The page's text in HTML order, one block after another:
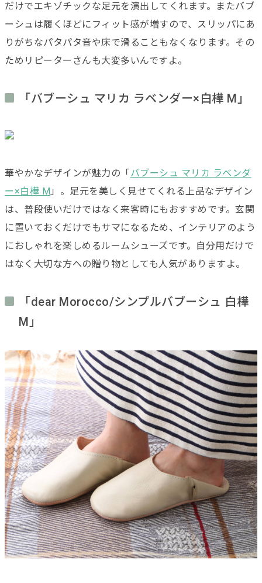
だけでエキゾチックな足元を演出してくれます。またバブ
ーシュは履くほどにフィット感が増すので、スリッパにあ
りがちなパタパタ音や床で滑ることもなくなります。その
ためリピーターさんも大変多いんですよ。
「バブーシュ マリカ ラベンダー×白樺 M」
華やかなデザインが魅力の「バブーシュ マリカ ラベンダ
ー×白樺 M 」。足元を美しく見せてくれる上品なデザイン
は、普段使いだけではなく来客時にもおすすめです。玄関
に置いておくだけでもサマになるため、インテリアのよう
におしゃれを楽しめるルームシューズです。自分用だけで
はなく大切な方への贈り物としても人気がありますよ。
「dear Morocco/シンプルバブーシュ 白樺
M」